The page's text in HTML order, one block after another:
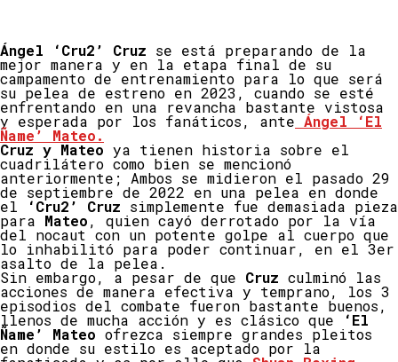
Ángel ‘Cru2’ Cruz se está preparando de la
mejor manera y en la etapa final de su
campamento de entrenamiento para lo que será
su pelea de estreno en 2023, cuando se esté
enfrentando en una revancha bastante vistosa
y esperada por los fanáticos, ante Ángel ‘El
Ñame’ Mateo.
Cruz y Mateo ya tienen historia sobre el
cuadrilátero como bien se mencionó
anteriormente; Ambos se midieron el pasado 29
de septiembre de 2022 en una pelea en donde
el ‘Cru2’ Cruz simplemente fue demasiada pieza
para Mateo, quien cayó derrotado por la vía
del nocaut con un potente golpe al cuerpo que
lo inhabilitó para poder continuar, en el 3er
asalto de la pelea.
Sin embargo, a pesar de que Cruz culminó las
acciones de manera efectiva y temprano, los 3
episodios del combate fueron bastante buenos,
llenos de mucha acción y es clásico que ‘El
Ñame’ Mateo ofrezca siempre grandes pleitos
en donde su estilo es aceptado por la